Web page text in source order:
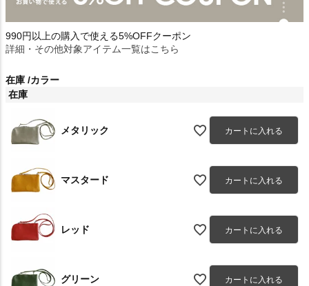
990円以上の購入で使える5%OFFクーポン
詳細・その他対象アイテム一覧はこちら
在庫 カラー
在庫
メタリック カートに入れる
マスタード カートに入れる
レッド カートに入れる
グリーン カートに入れる